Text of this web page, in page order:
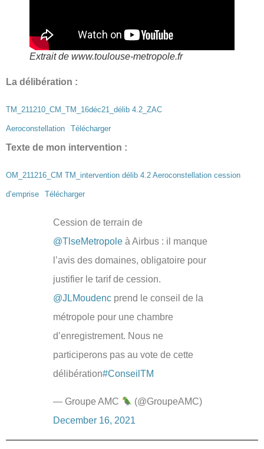
Extrait de www.toulouse-metropole.fr
La délibération :
TM_211210_CM_TM_16déc21_délib 4.2_ZAC
Aeroconstellation Télécharger
Texte de mon intervention :
OM_211216_CM TM_intervention délib 4.2 Aeroconstellation cession
d’emprise Télécharger
Cession de terrain de
@TlseMetropole à Airbus : il manque
l’avis des domaines, obligatoire pour
justifier le tarif de cession.
@JLMoudenc prend le conseil de la
métropole pour une chambre
d’enregistrement. Nous ne
participerons pas au vote de cette
délibération#ConseilTM
— Groupe AMC
(@GroupeAMC)
December 16, 2021